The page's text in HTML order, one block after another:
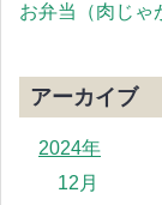
お弁当（肉じゃ
アーカイブ
2024年
12月